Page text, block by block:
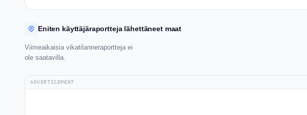
Eniten käyttäjäraportteja lähettäneet maat
Viimeaikaisia vikatilanneraportteja ei
ole saatavilla.
ADVERTISEMENT